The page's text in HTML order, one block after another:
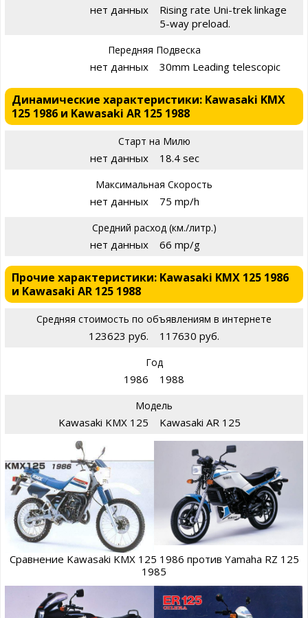
нет данных
Rising rate Uni-trek linkage
5-way preload.
Передняя Подвеска
нет данных 30mm Leading telescopic
Динамические характеристики: Kawasaki KMX
125 1986 и Kawasaki AR 125 1988
Старт на Милю
нет данных 18.4 sec
Максимальная Скорость
нет данных 75 mp/h
Средний расход (км./литр.)
нет данных 66 mp/g
Прочие характеристики: Kawasaki KMX 125 1986
и Kawasaki AR 125 1988
Средняя стоимость по объявлениям в интернете
123623 руб. 117630 руб.
Год
1986 1988
Модель
Kawasaki KMX 125 Kawasaki AR 125
Сравнение Kawasaki KMX 125 1986 против Yamaha RZ 125
1985